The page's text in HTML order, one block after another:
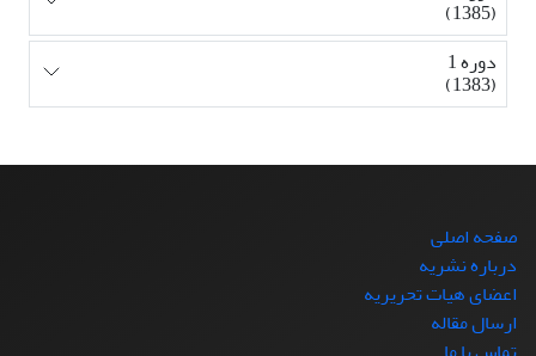
(1385)
دوره 1
(1383)
صفحه اصلی
درباره نشریه
اعضای هیات تحریریه
ارسال مقاله